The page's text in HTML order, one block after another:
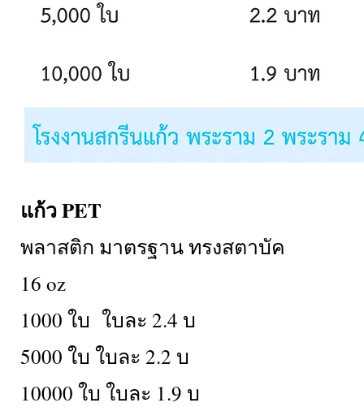
แก้ว PET
พลาสติก มาตรฐาน ทรงสตาบัค
16 oz
1000 ใบ ใบละ 2.4 บ
5000 ใบ ใบละ 2.2 บ
10000 ใบ ใบละ 1.9 บ